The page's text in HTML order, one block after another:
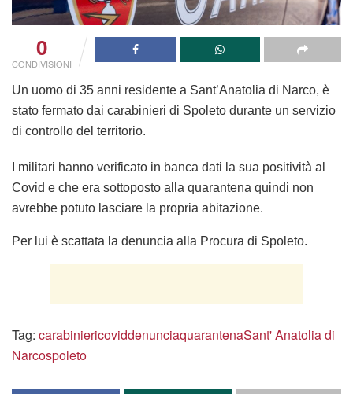
0
CONDIVISIONI
Un uomo di 35 anni residente a Sant’Anatolia di Narco, è
stato fermato dai carabinieri di Spoleto durante un servizio
di controllo del territorio.
I militari hanno verificato in banca dati la sua positività al
Covid e che era sottoposto alla quarantena quindi non
avrebbe potuto lasciare la propria abitazione.
Per lui è scattata la denuncia alla Procura di Spoleto.
Tag: carabiniericoviddenunciaquarantenaSant' Anatolia di
Narcospoleto